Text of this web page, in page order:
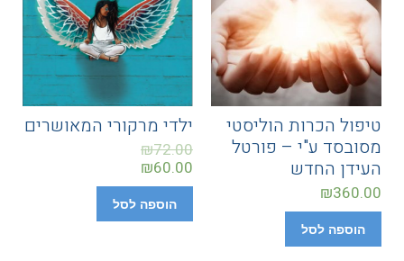
טיפול הכרות הוליסטי
מסובסד ע"י – פורטל
העידן החדש
₪360.00
הוספה לסל
ילדי מרקורי המאושרים
₪72.00
₪60.00
הוספה לסל